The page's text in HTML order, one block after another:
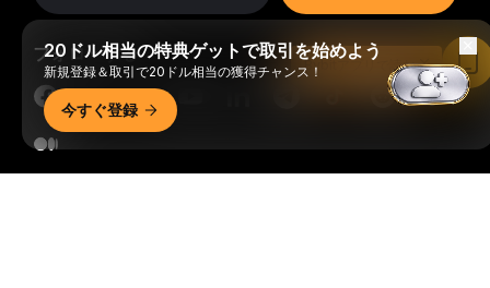
フォローする
20ドル相当の特典ゲットで取引を始めよう
新規登録＆取引で20ドル相当の獲得チャンス！
今すぐ登録
Bybitアプリで読む